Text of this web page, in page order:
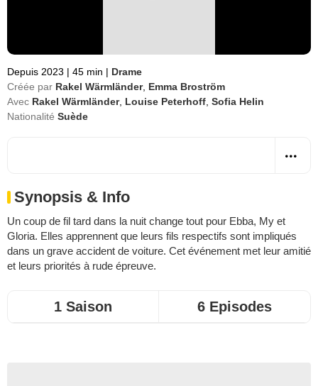
Depuis 2023 | 45 min | Drame
Créée par Rakel Wärmländer, Emma Broström
Avec Rakel Wärmländer, Louise Peterhoff Sofia Helin
Nationalité Suède
Synopsis & Info
Un coup de fil tard dans la nuit change tout pour Ebba, My et
Gloria. Elles apprennent que leurs fils respectifs sont impliqués
dans un grave accident de voiture. Cet événement met leur amitié
et leurs priorités à rude épreuve.
1 Saison 6 Episodes